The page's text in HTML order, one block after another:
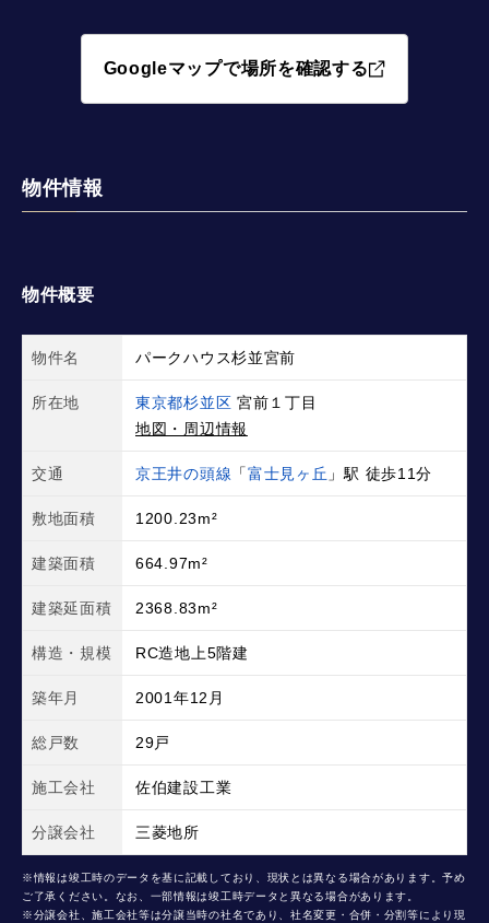
Googleマップで場所を確認する
物件情報
物件概要
物件名 パークハウス杉並宮前
所在地 東京都杉並区 宮前１丁目
地図・周辺情報
交通 京王井の頭線 「富士見ヶ丘 」駅 徒歩11分
敷地面積 1200.23m²
建築面積 664.97m²
建築延面積 2368.83m²
構造・規模 RC造地上5階建
築年月 2001年12月
総戸数 29戸
施工会社 佐伯建設工業
分譲会社 三菱地所
※情報は竣工時のデータを基に記載しており、現状とは異なる場合があります。予め
ご了承ください。なお、一部情報は竣工時データと異なる場合があります。
※分譲会社、施工会社等は分譲当時の社名であり、社名変更・合併・分割等により現